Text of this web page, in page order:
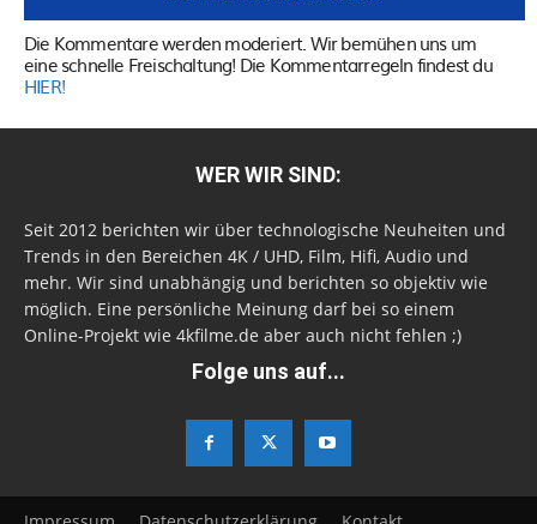
Die Kommentare werden moderiert. Wir bemühen uns um
eine schnelle Freischaltung! Die Kommentarregeln findest du
HIER!
WER WIR SIND:
Seit 2012 berichten wir über technologische Neuheiten und
Trends in den Bereichen 4K / UHD, Film, Hifi, Audio und
mehr. Wir sind unabhängig und berichten so objektiv wie
möglich. Eine persönliche Meinung darf bei so einem
Online-Projekt wie 4kfilme.de aber auch nicht fehlen ;)
Folge uns auf...